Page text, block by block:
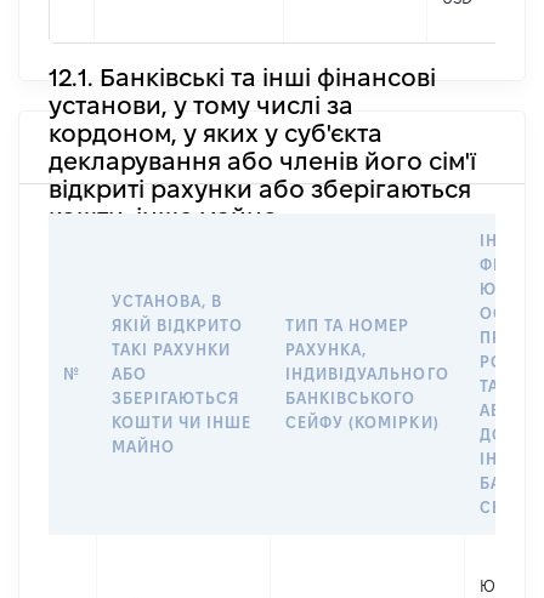
12.1. Банківські та інші фінансові
установи, у тому числі за
кордоном, у яких у суб'єкта
декларування або членів його сім'ї
відкриті рахунки або зберігаються
кошти, інше майно
№
УСТАНОВА, В
ЯКІЙ ВІДКРИТО
ТАКІ РАХУНКИ
АБО
ЗБЕРІГАЮТЬСЯ
КОШТИ ЧИ ІНШЕ
МАЙНО
ТИП ТА НОМЕР
РАХУНКА,
ІНДИВІДУАЛЬНОГО
БАНКІВСЬКОГО
СЕЙФУ (КОМІРКИ)
ПРАВО
ТАКИМ
АБО
ДО
СЕЙФУ